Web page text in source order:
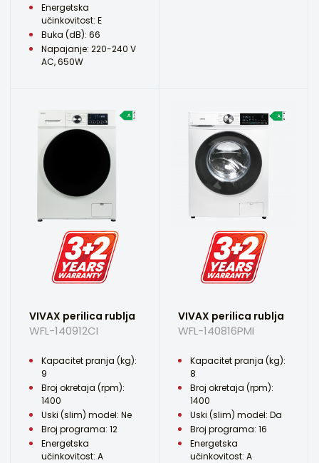
Energetska
učinkovitost: E
Buka (dB): 66
Napajanje: 220-240 V
AC, 650W
VIVAX perilica rublja
WFL-140912CI
Kapacitet pranja (kg):
9
Broj okretaja (rpm):
1400
Uski (slim) model: Ne
Broj programa: 12
Energetska
učinkovitost: A
VIVAX perilica rublja
WFL-140816PMI
Kapacitet pranja (kg):
8
Broj okretaja (rpm):
1400
Uski (slim) model: Da
Broj programa: 16
Energetska
učinkovitost: A